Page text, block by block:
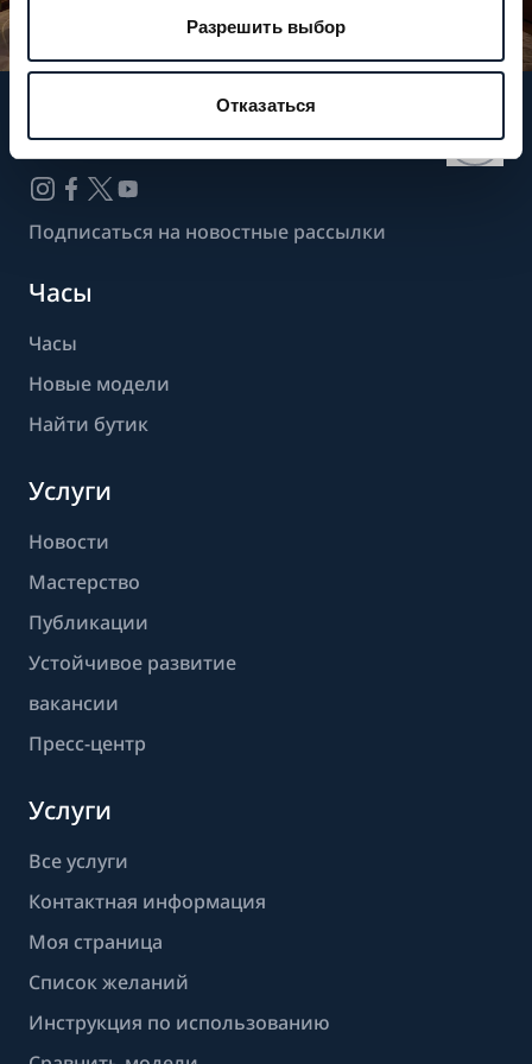
Разрешить выбор
Отказаться
Подписаться на новостные рассылки
Часы
Часы
Новые модели
Найти бутик
Услуги
Новости
Мастерство
Публикации
Устойчивое развитие
вакансии
Пресс-центр
Услуги
Все услуги
Контактная информация
Моя страница
Список желаний
Инструкция по использованию